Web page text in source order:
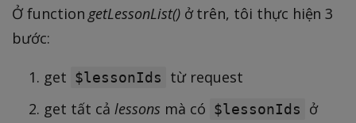
Ở functiongetLessonList()ở trên, tôi thực hiện 3
bước:
get $lessonIds
từ request
get tất cả lessons mà có $lessonIds
ở